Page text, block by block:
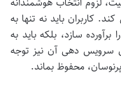
کاربران باید نه تنها به
برآورده سازد، بلکه باید به
سرویس دهی آن نیز توجه
محفوظ بماند.